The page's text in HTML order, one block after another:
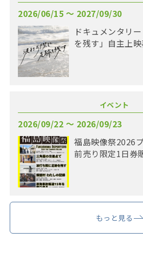
2026/06/15 〜 2027/09/30
ドキュメンタリ
を残す」自主上
イベント
2026/09/22 〜 2026/09/23
福島映像祭2026
前売り限定1日券
もっと見る